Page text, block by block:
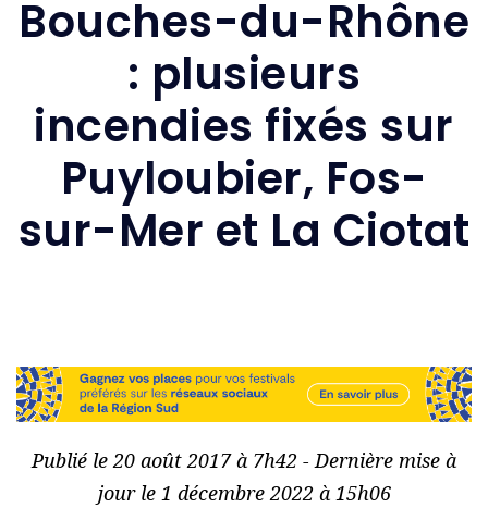
Bouches-du-Rhône
: plusieurs
incendies fixés sur
Puyloubier, Fos-
sur-Mer et La Ciotat
Publié le 20 août 2017 à 7h42 - Dernière mise à
jour le 1 décembre 2022 à 15h06